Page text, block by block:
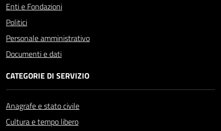
Enti e Fondazioni
Politici
Personale amministrativo
Documenti e dati
CATEGORIE DI SERVIZIO
Anagrafe e stato civile
Cultura e tempo libero